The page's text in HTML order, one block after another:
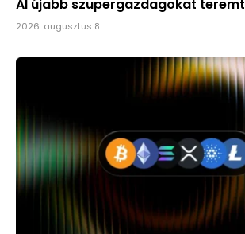
AI újabb szupergazdagokat teremt
2026. augusztus 8.